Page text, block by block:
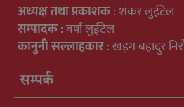
अध्यक्ष तथा प्रकाशक: शंकर लुईटेल
सम्पादक: बर्षा लुईटेल
कानुनी सल्लाहकार: खड्ग बहादुर
सम्पर्क